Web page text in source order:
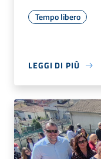
Tempo libero
LEGGI DI PIÙ